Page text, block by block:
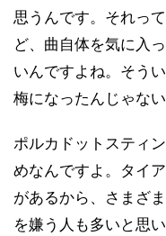
思うんです。それっ
ど、曲自体を気に入
いんですよね。そう
梅になったんじゃない
ポルカドットスティ
めなんですよ。タイ
があるから、さまざ
を嫌う人も多いと思